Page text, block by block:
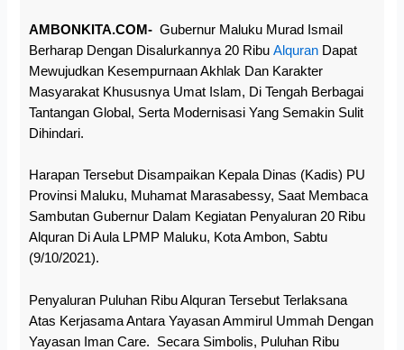
AMBONKITA.COM- Gubernur Maluku Murad Ismail
Berharap Dengan Disalurkannya 20 RibuAlquran Dapat
Mewujudkan Kesempurnaan Akhlak Dan Karakter
Masyarakat Khususnya Umat Islam, Di Tengah Berbagai
Tantangan Global, Serta Modernisasi Yang Semakin Sulit
Dihindari.
Harapan Tersebut Disampaikan Kepala Dinas (Kadis) PU
Provinsi Maluku, Muhamat Marasabessy, Saat Membaca
Sambutan Gubernur Dalam Kegiatan Penyaluran 20 Ribu
Alquran Di Aula LPMP Maluku, Kota Ambon, Sabtu
(9/10/2021).
Penyaluran Puluhan Ribu Alquran Tersebut Terlaksana
Atas Kerjasama Antara Yayasan Ammirul Ummah Dengan
Yayasan Iman Care. Secara Simbolis, Puluhan Ribu